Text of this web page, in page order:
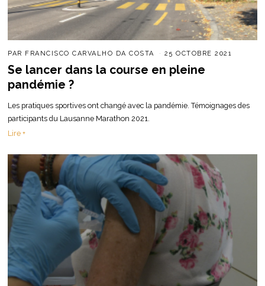
PAR FRANCISCO CARVALHO DA COSTA 25 OCTOBRE 2021
Se lancer dans la course en pleine
pandémie ?
Les pratiques sportives ont changé avec la pandémie. Témoignages des
participants du Lausanne Marathon 2021.
Lire +